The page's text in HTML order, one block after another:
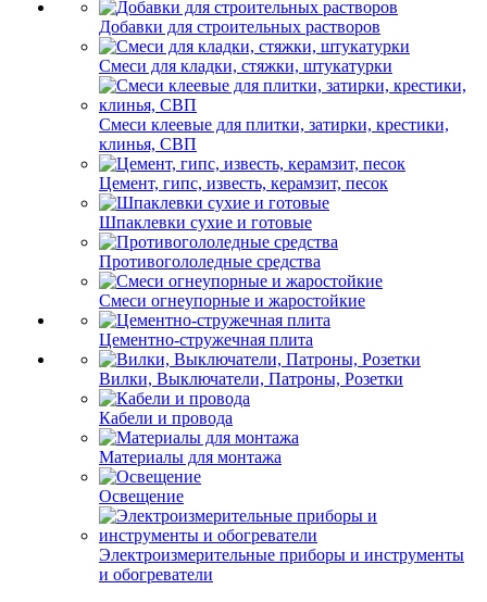
Добавки для строительных растворов
Смеси для кладки, стяжки, штукатурки
Смеси клеевые для плитки, затирки, крестики,
клинья, СВП
Цемент, гипс, известь, керамзит, песок
Шпаклевки сухие и готовые
Противогололедные средства
Смеси огнеупорные и жаростойкие
Цементно-стружечная плита
Вилки, Выключатели, Патроны, Розетки
Кабели и провода
Материалы для монтажа
Освещение
Электроизмерительные приборы и инструменты
и обогреватели